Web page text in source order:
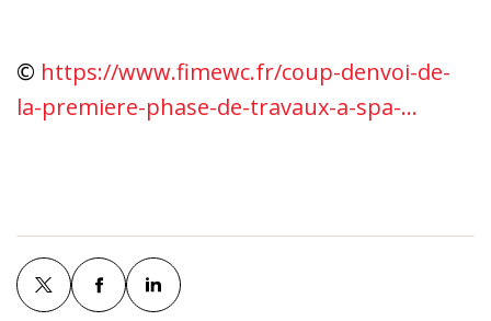
© https://www.fimewc.fr/coup-denvoi-de-
la-premiere-phase-de-travaux-a-spa-...